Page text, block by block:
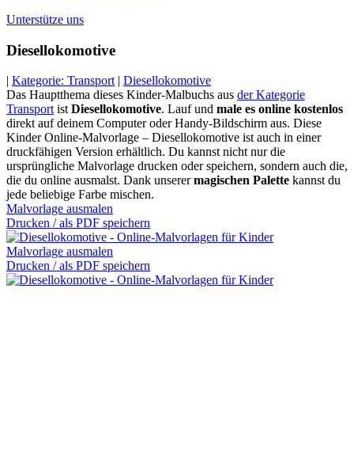
Unterstütze uns
Diesellokomotive
| Kategorie: Transport| Diesellokomotive
Das Hauptthema dieses Kinder-Malbuchs aus der Kategorie
TransportistDiesellokomotive. Lauf und male es online kostenlos
direkt auf deinem Computer oder Handy-Bildschirm aus. Diese
Kinder Online-Malvorlage – Diesellokomotive ist auch in einer
druckfähigen Version erhältlich. Du kannst nicht nur die
ursprüngliche Malvorlage drucken oder speichern, sondern auch die,
die du online ausmalst. Dank unserermagischen Palette kannst du
jede beliebige Farbe mischen.
Malvorlage ausmalen
Drucken / als PDF speichern
Malvorlage ausmalen
Drucken / als PDF speichern